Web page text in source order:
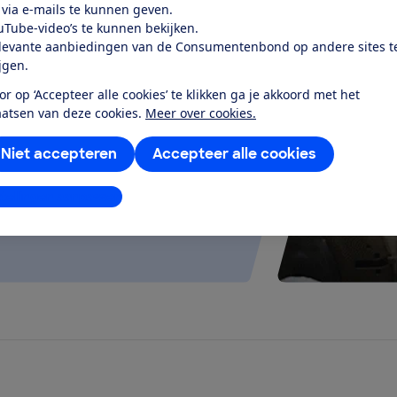
e-mails te kunnen geven.
video’s te kunnen bekijken.
aanbiedingen van de Consumentenbond op andere sites
op ‘Accepteer alle cookies’ te klikken ga je akkoord met het
van deze cookies. Meer over cookies.
Accepteer alle cookies
Niet accepteren
aanpassen
goed uit en werkt stil en